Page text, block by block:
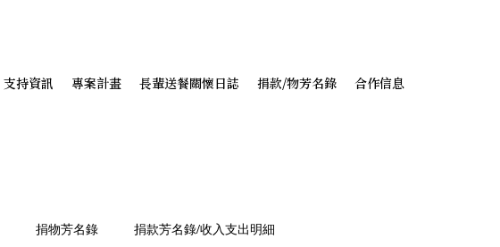
支持資訊 專案計畫 長輩送餐關懷日誌 捐款/物芳名錄 合作信息
捐物芳名錄 捐款芳名錄/收入支出明細